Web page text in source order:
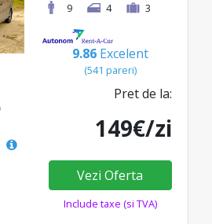
9
4 3
9.86 Excelent
(541 pareri)
Pret de la:
149€/zi
Vezi Oferta
Include taxe (si TVA)